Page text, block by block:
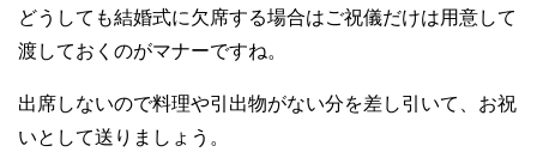
どうしても結婚式に欠席する場合はご祝儀だけは用意して
渡しておくのがマナーですね。
出席しないので料理や引出物がない分を差し引いて、お祝
いとして送りましょう。